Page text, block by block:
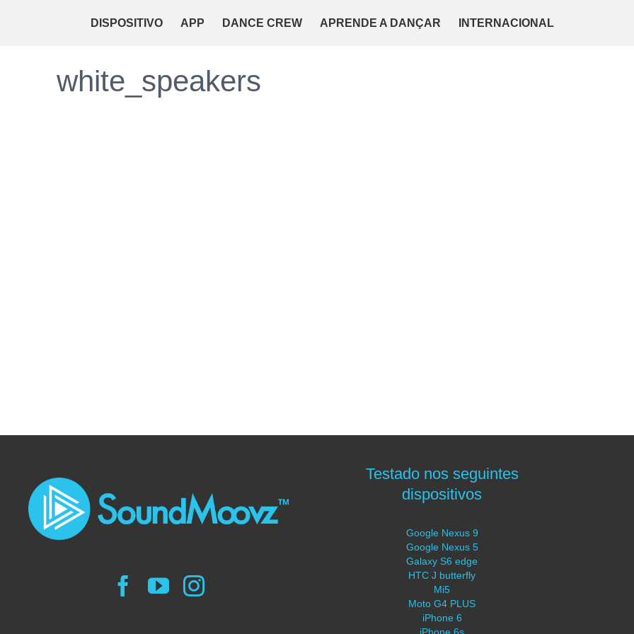
DISPOSITIVO APP DANCE CREW APRENDE A DANÇAR INTERNACIONAL
white_speakers
Testado nos seguintes
dispositivos
Google Nexus 9
Google Nexus 5
Galaxy S6 edge
HTC J butterfly
Mi5
Moto G4 PLUS
iPhone 6